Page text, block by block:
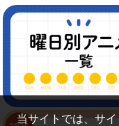
当サイトでは、サ